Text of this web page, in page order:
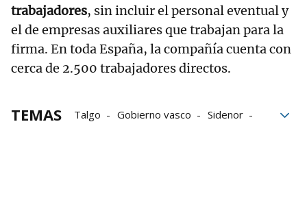
trabajadores, sin incluir el personal eventual y
el de empresas auxiliares que trabajan para la
firma. En toda España, la compañía cuenta con
cerca de 2.500 trabajadores directos.
TEMAS Talgo Gobierno vasco
Sidenor